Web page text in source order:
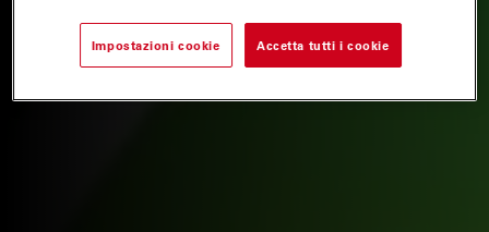
Impostazioni cookie Accetta tutti i cookie